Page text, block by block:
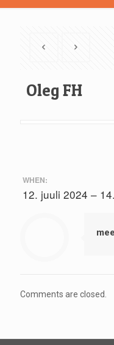
Oleg FH
WHEN:
12. juuli 2024 –
Comments are closed.